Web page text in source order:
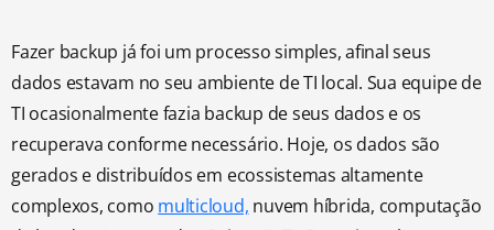
Fazer backup já foi um processo simples, afinal seus
dados estavam no seu ambiente de TI local. Sua equipe de
TI ocasionalmente fazia backup de seus dados e os
recuperava conforme necessário. Hoje, os dados são
gerados e distribuídos em ecossistemas altamente
complexos, como multicloud, nuvem híbrida, computação